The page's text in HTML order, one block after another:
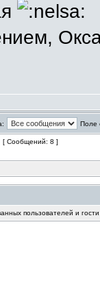
Поле
[ Сообщений: 8 ]
пользователей и